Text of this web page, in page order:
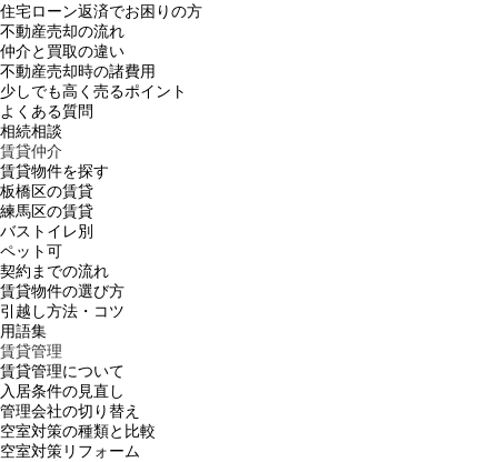
住宅ローン返済でお困りの方
不動産売却の流れ
仲介と買取の違い
不動産売却時の諸費用
少しでも高く売るポイント
よくある質問
相続相談
賃貸仲介
賃貸物件を探す
板橋区の賃貸
練馬区の賃貸
バストイレ別
ペット可
契約までの流れ
賃貸物件の選び方
引越し方法・コツ
用語集
賃貸管理
賃貸管理について
入居条件の見直し
管理会社の切り替え
空室対策の種類と比較
空室対策リフォーム